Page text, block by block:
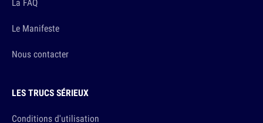
Le Manifeste
Nous contacter
LES TRUCS SÉRIEUX
Conditions d'utilisation